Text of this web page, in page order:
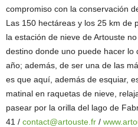
compromiso con la conservación
Las 150 hectáreas y los 25 km de
la estación de nieve de Artouste
destino donde uno puede hacer lo
año; además, de ser una de las
es que aquí, además de esquiar,
matinal en raquetas de nieve,
pasear por la orilla del lago de
41 / contact@artouste.fr /